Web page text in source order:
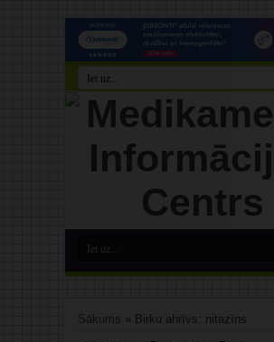
Sākums » Birku ahrīvs: nitazīns